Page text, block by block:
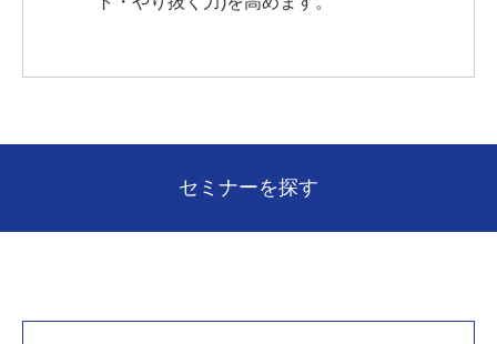
セミナーを探す